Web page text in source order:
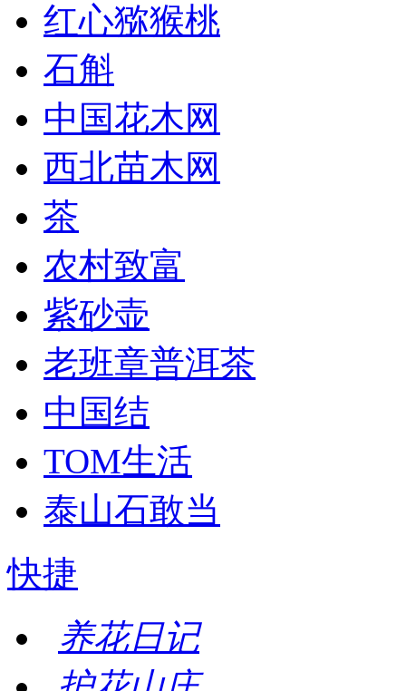
红心猕猴桃
石斛
中国花木网
西北苗木网
茶
农村致富
紫砂壶
老班章普洱茶
中国结
TOM生活
泰山石敢当
快捷
养花日记